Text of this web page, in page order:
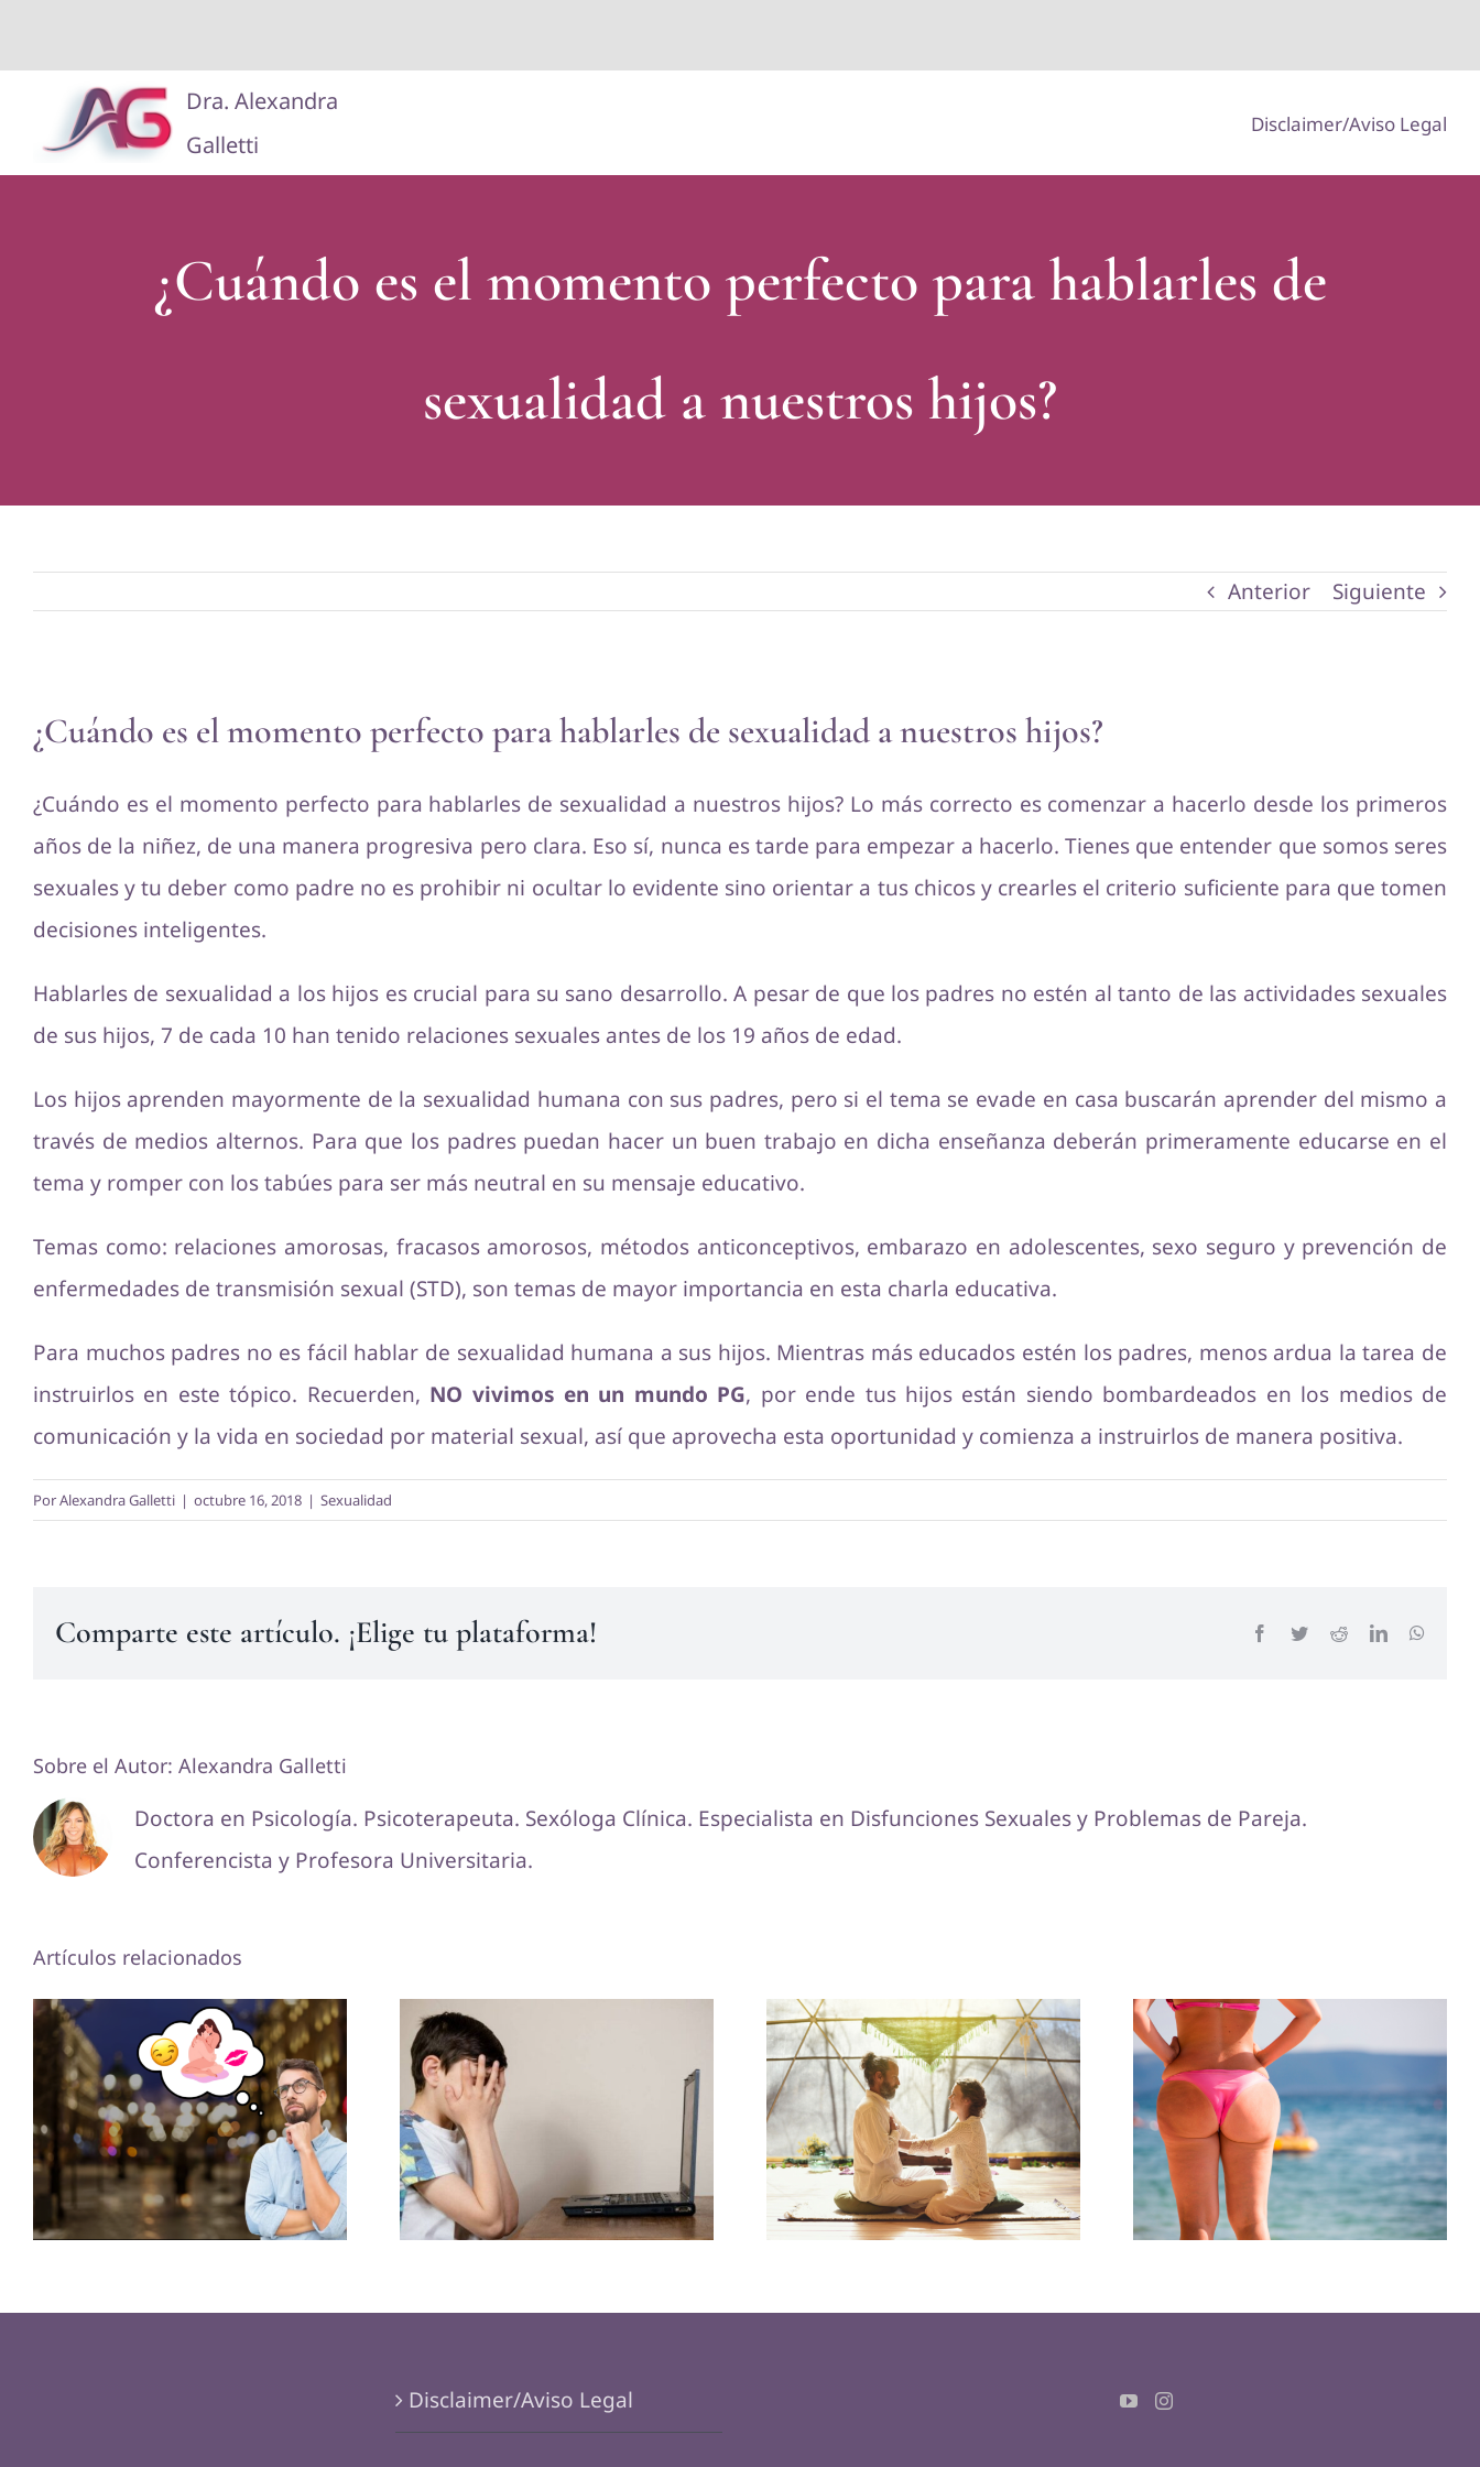
contenido
Dra. Alexandra
Galletti
Disclaimer/Aviso Legal
¿Cuándo es el momento perfecto para hablarles de
sexualidad a nuestros hijos?
Anterior Siguiente
imagen
grande
¿Cuándo es el momento perfecto para hablarles de sexualidad a nuestros hijos?
¿Cuándo es el momento perfecto para hablarles de sexualidad a nuestros hijos? Lo más correcto es comenzar a hacerlo desde los primeros
años de la niñez, de una manera progresiva pero clara. Eso sí, nunca es tarde para empezar a hacerlo. Tienes que entender que somos seres
sexuales y tu deber como padre no es prohibir ni ocultar lo evidente sino orientar a tus chicos y crearles el criterio suficiente para que tomen
decisiones inteligentes.
Hablarles de sexualidad a los hijos es crucial para su sano desarrollo. A pesar de que los padres no estén al tanto de las actividades sexuales
de sus hijos, 7 de cada 10 han tenido relaciones sexuales antes de los 19 años de edad.
Los hijos aprenden mayormente de la sexualidad humana con sus padres, pero si el tema se evade en casa buscarán aprender del mismo a
través de medios alternos. Para que los padres puedan hacer un buen trabajo en dicha enseñanza deberán primeramente educarse en el
tema y romper con los tabúes para ser más neutral en su mensaje educativo.
Temas como: relaciones amorosas, fracasos amorosos, métodos anticonceptivos, embarazo en adolescentes, sexo seguro y prevención de
enfermedades de transmisión sexual (STD), son temas de mayor importancia en esta charla educativa.
Para muchos padres no es fácil hablar de sexualidad humana a sus hijos. Mientras más educados estén los padres, menos ardua la tarea de
instruirlos en este tópico. Recuerden, NO vivimos en un mundo PG, por ende tus hijos están siendo bombardeados en los medios de
comunicación y la vida en sociedad por material sexual, así que aprovecha esta oportunidad y comienza a instruirlos de manera positiva.
PorAlexandra Galletti | octubre 16, 2018 | Sexualidad
Comparte este artículo. ¡Elige tu plataforma! Facebook
TwitterRedditLinkedIn
Sobre el Autor: Alexandra Galletti
Doctora en Psicología. Psicoterapeuta. Sexóloga Clínica. Especialista en Disfunciones Sexuales y Problemas de Pareja.
Conferencista y Profesora Universitaria.
Artículos relacionados
Obsesión por el sexo
podría ser genética
¿Cómo influyen las
películas porno en la
sexualidad
adolescente?
Sexo tántrico: lleva la
intimidad a otro
nivel
6 tips para disfrutar
del sexo anal
Disclaimer/Aviso Legal